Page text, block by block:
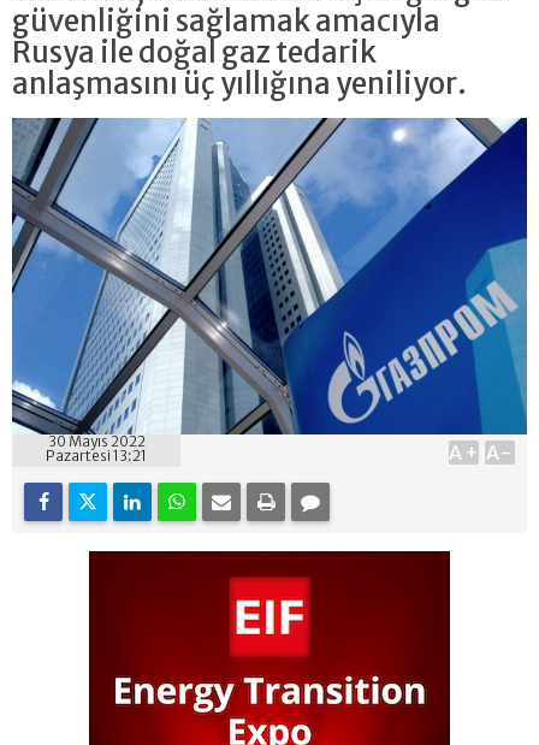
güvenliğini sağlamak amacıyla
Rusya ile doğal gaz tedarik
anlaşmasını üç yıllığına yeniliyor.
30 Mayıs 2022
Pazartesi 13:21
A+ A-